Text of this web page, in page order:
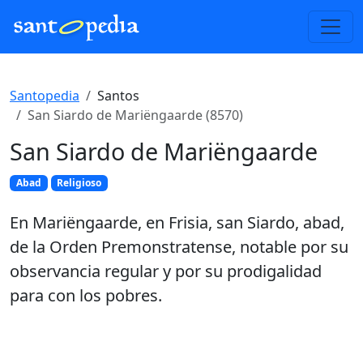
Santopedia
Santos
San Siardo de Mariëngaarde (8570)
San Siardo de Mariëngaarde
Abad Religioso
En Mariëngaarde, en Frisia, san Siardo, abad,
de la Orden Premonstratense, notable por su
observancia regular y por su prodigalidad
para con los pobres.